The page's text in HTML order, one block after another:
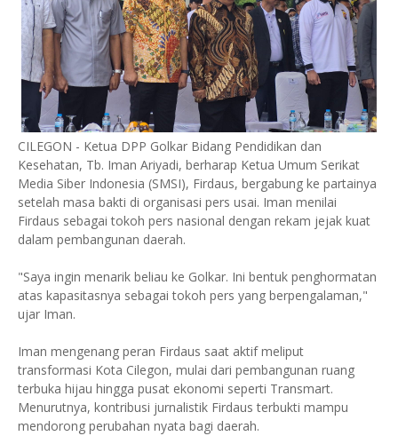
CILEGON - Ketua DPP Golkar Bidang Pendidikan dan
Kesehatan, Tb. Iman Ariyadi, berharap Ketua Umum Serikat
Media Siber Indonesia (SMSI), Firdaus, bergabung ke partainya
setelah masa bakti di organisasi pers usai. Iman menilai
Firdaus sebagai tokoh pers nasional dengan rekam jejak kuat
dalam pembangunan daerah.
"Saya ingin menarik beliau ke Golkar. Ini bentuk penghormatan
atas kapasitasnya sebagai tokoh pers yang berpengalaman,"
ujar Iman.
Iman mengenang peran Firdaus saat aktif meliput
transformasi Kota Cilegon, mulai dari pembangunan ruang
terbuka hijau hingga pusat ekonomi seperti Transmart.
Menurutnya, kontribusi jurnalistik Firdaus terbukti mampu
mendorong perubahan nyata bagi daerah.